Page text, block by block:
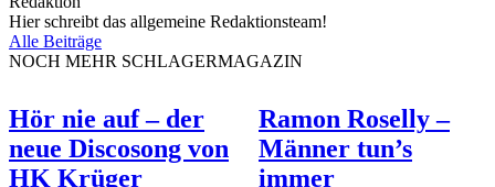
Hier schreibt das allgemeine Redaktionsteam!
Alle Beiträge
NOCH MEHR SCHLAGERMAGAZIN
Hör nie auf – der
neue Discosong von
HK Krüger
Ramon Roselly –
Männer tun’s
immer